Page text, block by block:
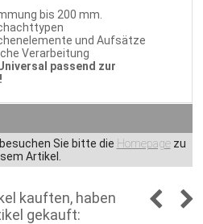
bis 200 mm.
und Aufsätze
Verarbeitung
passend zur
Sie bitte die Homepagezu
Artikel.
kauften, haben
gekauft: